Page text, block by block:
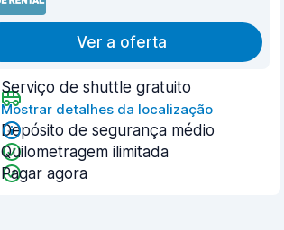
Ver a oferta
Serviço de shuttle gratuito
Mostrar detalhes da localização
Depósito de segurança médio
Quilometragem ilimitada
Pagar agora